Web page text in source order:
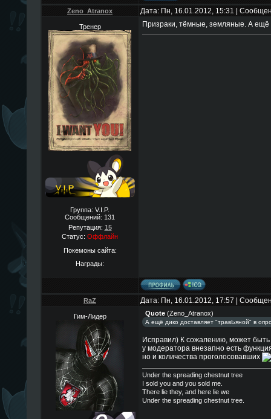
Zeno_Atranox Дата: Пн, 16.01.2012, 15:31 |
Тренер
Группа: V.I.P.
Сообщений: 131
Репутация: 15
Статус: Оффлайн
Покемоны сайта:
Награды:
Призраки, тёмные, земляные. А ещё
RaZ Дата: Пн, 16.01.2012, 17:57 |
Гим-Лидер Quote(Zeno_Atranox)
А ещё дико доставляет "травЬяной" в
Исправил) К сожалению, может быть
у модератора внезапно есть
но и количества проголосовавших
Under the spreading chestnut tree
I sold you and you sold me.
There lie they, and here lie we
Under the spreading chestnut tree.